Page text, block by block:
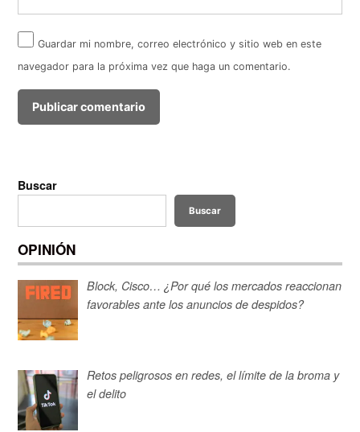
Guardar mi nombre, correo electrónico y sitio web en este
navegador para la próxima vez que haga un comentario.
Buscar
Buscar
OPINIÓN
Block, Cisco… ¿Por qué los mercados reaccionan
favorables ante los anuncios de despidos?
Retos peligrosos en redes, el límite de la broma y
el delito